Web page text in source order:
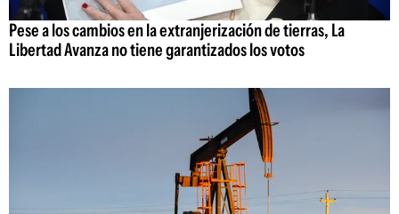
Pese a los cambios en la extranjerización de tierras, La
Libertad Avanza no tiene garantizados los votos